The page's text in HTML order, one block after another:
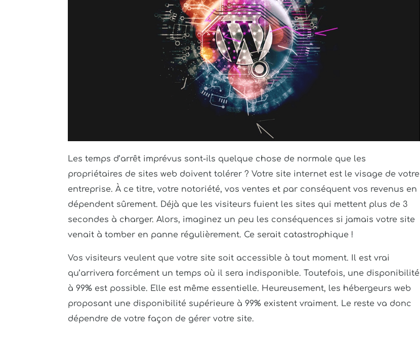
Les temps d’arrêt imprévus sont-ils quelque chose de normale que les
propriétaires de sites web doivent tolérer ? Votre site internet est le visage de votre
entreprise. À ce titre, votre notoriété, vos ventes et par conséquent vos revenus en
dépendent sûrement. Déjà que les visiteurs fuient les sites qui mettent plus de 3
secondes à charger. Alors, imaginez un peu les conséquences si jamais votre site
venait à tomber en panne régulièrement. Ce serait catastrophique !
Vos visiteurs veulent que votre site soit accessible à tout moment. Il est vrai
qu’arrivera forcément un temps où il sera indisponible. Toutefois, une disponibilité
à 99% est possible. Elle est même essentielle. Heureusement, les hébergeurs web
proposant une disponibilité supérieure à 99% existent vraiment. Le reste va donc
dépendre de votre façon de gérer votre site.